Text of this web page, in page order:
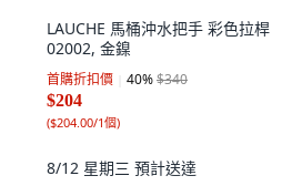
LAUCHE 馬桶沖水把手 彩色拉桿
02002, 金鎳
首購折扣價 40%$340
$204
($204.00/1個)
8/12 星期三 預計送達